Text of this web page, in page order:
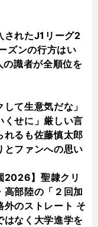
されたJ1リーグ2
ズンの行方はい
識者が全順位を
して生意気だな」
くせに」厳しい言
れるも佐藤慎太郎
とファンへの思い
2026】聖隷クリ
高部陸の「２回加
外のストレート そ
はなく大学進学を